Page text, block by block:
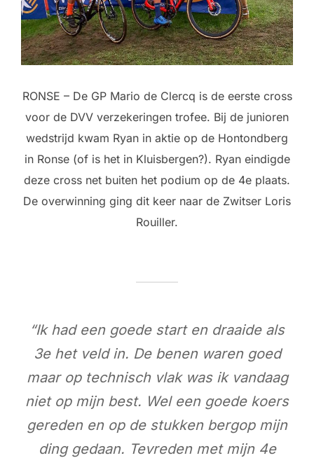
RONSE – De GP Mario de Clercq is de eerste cross
voor de DVV verzekeringen trofee. Bij de junioren
wedstrijd kwam Ryan in aktie op de Hontondberg
in Ronse (of is het in Kluisbergen?). Ryan eindigde
deze cross net buiten het podium op de 4e plaats.
De overwinning ging dit keer naar de Zwitser Loris
Rouiller.
“Ik had een goede start en draaide als
3e het veld in. De benen waren goed
maar op technisch vlak was ik vandaag
niet op mijn best. Wel een goede koers
gereden en op de stukken bergop mijn
ding gedaan. Tevreden met mijn 4e